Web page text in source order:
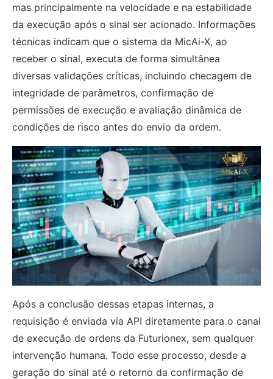
mas principalmente na velocidade e na estabilidade
da execução após o sinal ser acionado. Informações
técnicas indicam que o sistema da MicAi-X, ao
receber o sinal, executa de forma simultânea
diversas validações críticas, incluindo checagem de
integridade de parâmetros, confirmação de
permissões de execução e avaliação dinâmica de
condições de risco antes do envio da ordem.
Após a conclusão dessas etapas internas, a
requisição é enviada via API diretamente para o canal
de execução de ordens da Futurionex, sem qualquer
intervenção humana. Todo esse processo, desde a
geração do sinal até o retorno da confirmação de